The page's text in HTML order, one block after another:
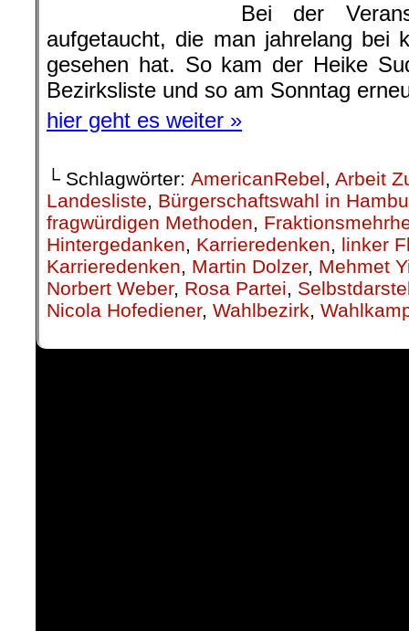
Bei der
aufgetaucht, die man jahrelang bei
gesehen hat. So kam der Heike
Bezirksliste und so am Sonntag
hier geht es weiter »
└ Schlagwörter: AmericanRebel, Arbeit
Landesliste, Bürgerschaftswahl in
fragwürdigen Methoden,
Hintergedanken, Karrieredenken, linker
Karrieredenken, Martin Dolzer, Mehmet
Norbert Weber, Rosa Partei,
Nicola Hofediener, Wahlbezirk,